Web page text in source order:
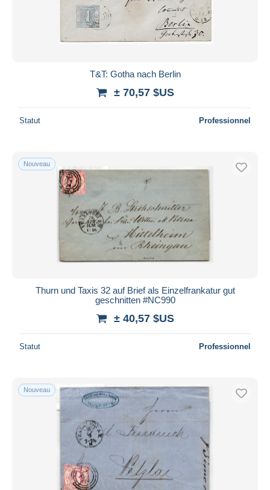
T&T: Gotha nach Berlin
± 70,57 $US
Statut Professionnel
Nouveau
Thurn und Taxis 32 auf Brief als Einzelfrankatur gut
geschnitten #NC990
± 40,57 $US
Statut Professionnel
Nouveau